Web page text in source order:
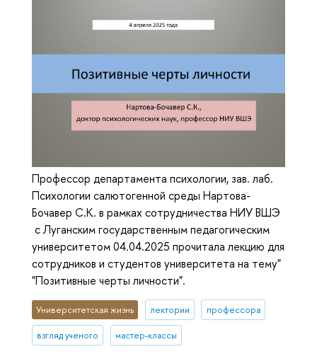
Профессор департамента психологии, зав. лаб.
Психологии салютогенной среды Нартова-
Бочавер С.К. в рамках сотрудничества НИУ ВШЭ
с Луганским государственным педагогическим
университетом 04.04.2025 прочитала лекцию для
сотрудников и студентов университета на тему"
"Позитивные черты личности".
Университетская жизнь лектории профессора
взгляд ученого мастер-классы